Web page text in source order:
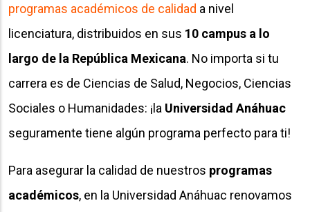
programas académicos de calidad a nivel
licenciatura, distribuidos en sus 10 campus a lo
largo de la República Mexicana. No importa si tu
carrera es de Ciencias de Salud, Negocios, Ciencias
Sociales o Humanidades: ¡la Universidad Anáhuac
seguramente tiene algún programa perfecto para ti!
Para asegurar la calidad de nuestros programas
académicos, en la Universidad Anáhuac renovamos